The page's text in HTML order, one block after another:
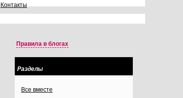
Контакты
Правила в блогах
Разделы
Все вместе